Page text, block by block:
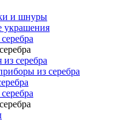
и шнуры
украшения
серебра
из серебра